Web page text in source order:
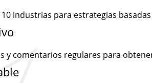
industrias para estrategias
y comentarios regulares para